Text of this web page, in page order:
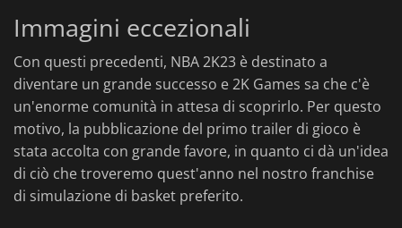
Immagini eccezionali
Con questi precedenti, NBA 2K23 è destinato a
diventare un grande successo e 2K Games sa che c'è
un'enorme comunità in attesa di scoprirlo. Per questo
motivo, la pubblicazione del primo trailer di gioco è
stata accolta con grande favore, in quanto ci dà un'idea
di ciò che troveremo quest'anno nel nostro franchise
di simulazione di basket preferito.